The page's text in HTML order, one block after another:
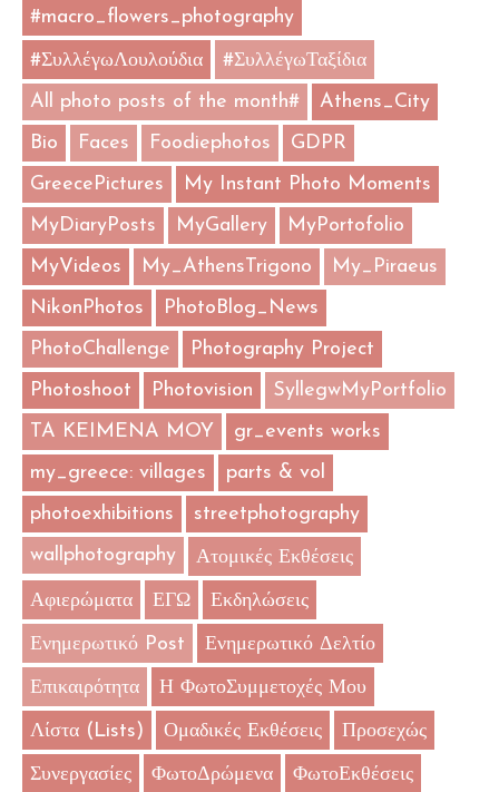
#macro_flowers_photography
#ΣυλλέγωΛουλούδια
#ΣυλλέγωΤαξίδια
All photo posts of the month#
Athens_City
Bio
Faces Foodiephotos
GDPR
GreecePictures
My Instant Photo Moments
MyDiaryPosts
MyGallery
MyPortofolio
MyVideos
My_AthensTrigono
My_Piraeus
NikonPhotos
PhotoBlog_News
PhotoChallenge
Photography Project
Photoshoot
Photovision
SyllegwMyPortfolio
TA KEIMENA MOY
gr_events works
my_greece: villages
parts & vol
photoexhibitions
streetphotography
wallphotography
Ατομικές Εκθέσεις
Αφιερώματα ΕΓΩ Εκδηλώσεις
Ενημερωτικό Post Ενημερωτικό Δελτίο
Επικαιρότητα Η ΦωτοΣυμμετοχές Μου
Λίστα (Lists) Ομαδικές Εκθέσεις Προσεχώς
Συνεργασίες ΦωτοΔρώμενα ΦωτοΕκθέσεις